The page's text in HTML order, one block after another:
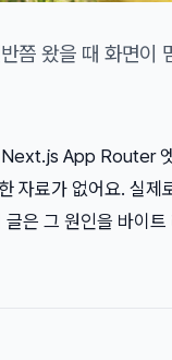
쯤 왔을 때 화면이
App Router 엣
자료가 없어요. 실
글은 그 원인을 바이